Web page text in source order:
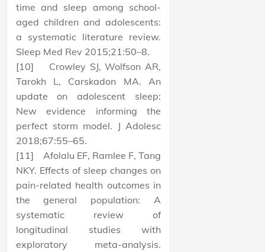
time and sleep among school-
aged children and adolescents:
a systematic literature review.
Sleep Med Rev 2015;21:50–8.
[10] Crowley SJ, Wolfson AR,
Tarokh L, Carskadon MA. An
update on adolescent sleep:
New evidence informing the
perfect storm model. J Adolesc
2018;67:55–65.
[11] Afolalu EF, Ramlee F, Tang
NKY. Effects of sleep changes on
pain-related health outcomes in
the general population: A
systematic review of
longitudinal studies with
exploratory meta-analysis.